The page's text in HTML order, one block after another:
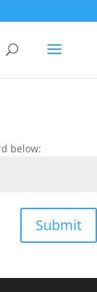
below:
Submit